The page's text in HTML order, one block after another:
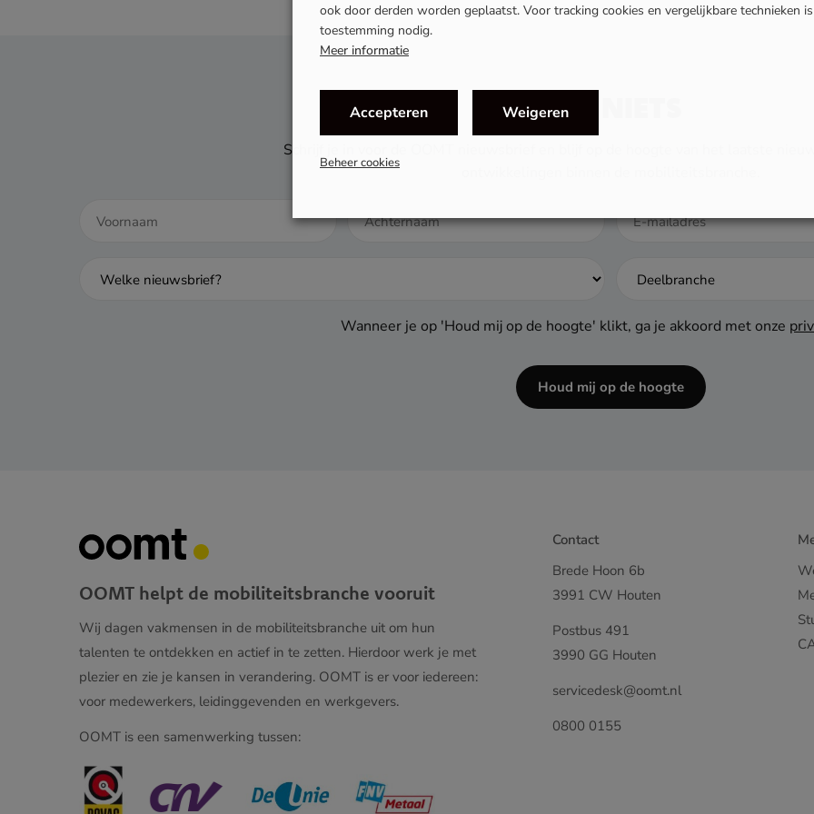
MIS NIETS
Schrijf je in voor de OOMT nieuwsbrief en blijf op de hoogte van het laatste
Wanneer je op 'Houd mij op de hoogte' klikt, ga je akkoord met onze
Houd mij op de hoogte
OOMT helpt de mobiliteitsbranche vooruit
Wij dagen vakmensen in de mobiliteitsbranche uit om hun
talenten te ontdekken en actief in te zetten. Hierdoor werk je met
plezier en zie je kansen in verandering. OOMT is er voor iedereen:
voor medewerkers, leidinggevenden en werkgevers.
OOMT is een samenwerking tussen:
Contact
Brede Hoon 6b
3991 CW Houten
Postbus 491
3990 GG Houten
servicedesk@oomt.nl
0800 0155
ook door derden worden geplaatst. Voor tracking cookies en vergelijkbare technieken
toestemming nodig.
Meer informatie
Accepteren Weigeren
Beheer cookies